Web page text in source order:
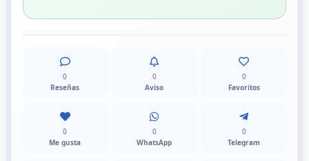
0
Reseñas
0
Aviso
0
Favoritos
0
Me gusta
0
WhatsApp
0
Telegram